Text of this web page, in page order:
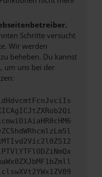
Schritte versucht
Wir werden
beheben. Du kannst
um uns bei der